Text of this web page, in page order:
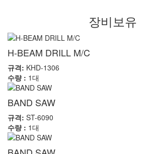
장비보유
H-BEAM DRILL M/C
규격: KHD-1306
수량 : 1대
BAND SAW
규격: ST-6090
수량 : 1대